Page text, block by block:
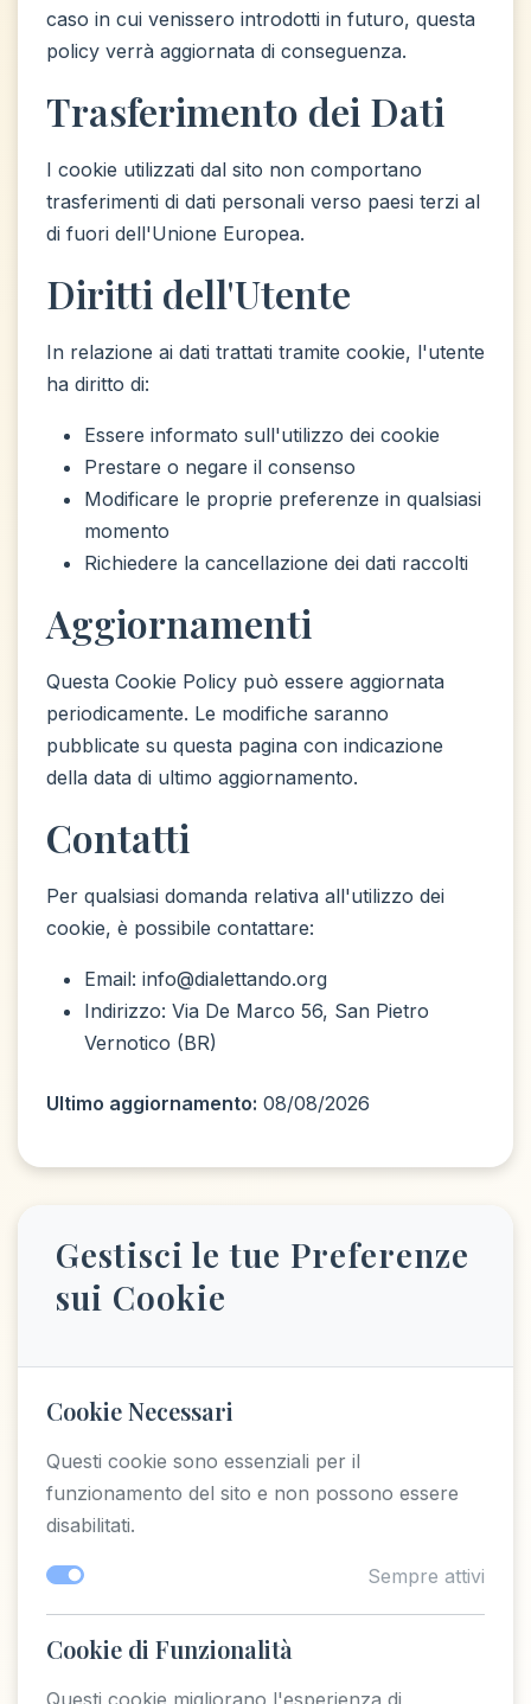
caso in cui venissero introdotti in futuro, questa
policy verrà aggiornata di conseguenza.
Trasferimento dei Dati
I cookie utilizzati dal sito non comportano
trasferimenti di dati personali verso paesi terzi al
di fuori dell'Unione Europea.
Diritti dell'Utente
In relazione ai dati trattati tramite cookie, l'utente
ha diritto di:
Essere informato sull'utilizzo dei cookie
Prestare o negare il consenso
Modificare le proprie preferenze in qualsiasi
momento
Richiedere la cancellazione dei dati raccolti
Aggiornamenti
Questa Cookie Policy può essere aggiornata
periodicamente. Le modifiche saranno
pubblicate su questa pagina con indicazione
della data di ultimo aggiornamento.
Contatti
Per qualsiasi domanda relativa all'utilizzo dei
cookie, è possibile contattare:
Email: info@dialettando.org
Indirizzo: Via De Marco 56, San Pietro
Vernotico (BR)
Ultimo aggiornamento: 08/08/2026
Gestisci le tue Preferenze
sui Cookie
Cookie Necessari
Questi cookie sono essenziali per il
funzionamento del sito e non possono essere
disabilitati.
Sempre attivi
Cookie di Funzionalità
Questi cookie migliorano l'esperienza di